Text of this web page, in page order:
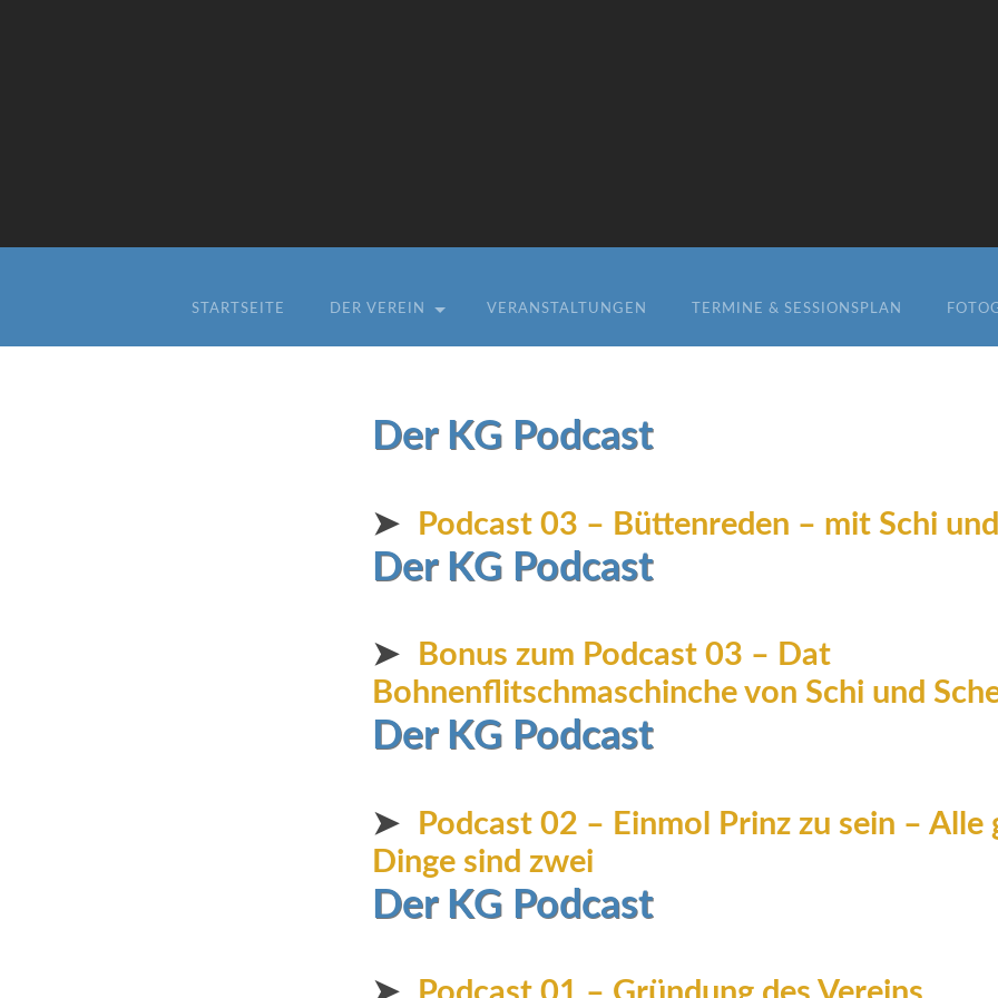
STARTSEITE DER VEREIN VERANSTALTUNGEN TERMINE & SESSIONSPLAN
Der KG Podcast
➤ Podcast 03 – Büttenreden – mit Schi
Der KG Podcast
➤
Bonus zum Podcast 03 – Dat
Bohnenflitschmaschinche von Schi und
Der KG Podcast
➤
Podcast 02 – Einmol Prinz zu sein – Alle
Dinge sind zwei
Der KG Podcast